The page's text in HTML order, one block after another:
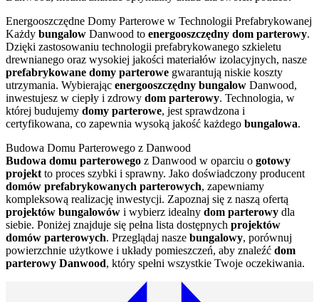
Energooszczędne Domy Parterowe w Technologii Prefabrykowanej
Każdy bungalow Danwood to energooszczędny dom parterowy.
Dzięki zastosowaniu technologii prefabrykowanego szkieletu
drewnianego oraz wysokiej jakości materiałów izolacyjnych, nasze
prefabrykowane domy parterowe gwarantują niskie koszty
utrzymania. Wybierając energooszczędny bungalow Danwood,
inwestujesz w ciepły i zdrowy dom parterowy. Technologia, w
której budujemy domy parterowe, jest sprawdzona i
certyfikowana, co zapewnia wysoką jakość każdego bungalowa.
Budowa Domu Parterowego z Danwood
Budowa domu parterowego z Danwood w oparciu o gotowy
projekt to proces szybki i sprawny. Jako doświadczony producent
domów prefabrykowanych parterowych, zapewniamy
kompleksową realizację inwestycji. Zapoznaj się z naszą ofertą
projektów bungalowów i wybierz idealny dom parterowy dla
siebie. Poniżej znajduje się pełna lista dostępnych projektów
domów parterowych. Przeglądaj nasze bungalowy, porównuj
powierzchnie użytkowe i układy pomieszczeń, aby znaleźć dom
parterowy Danwood, który spełni wszystkie Twoje oczekiwania.